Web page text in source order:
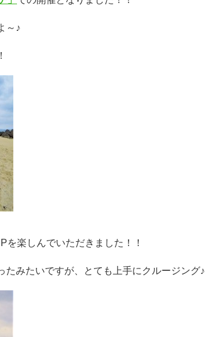
～♪
楽しんでいただきました！！
みたいですが、とても上手にクルージング♪